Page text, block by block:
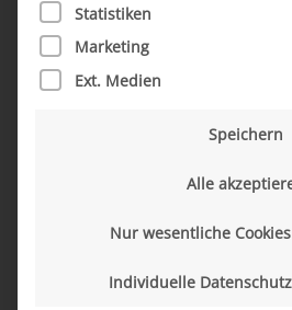
Bordnetzarchitektur
Statistiken
Marketing
Ext. Medien
Speichern
Alle
Nur wesentliche
Individuelle